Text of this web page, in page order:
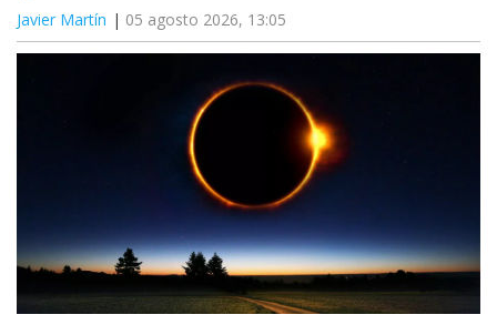
Javier Martín 05 agosto 2026, 13:05